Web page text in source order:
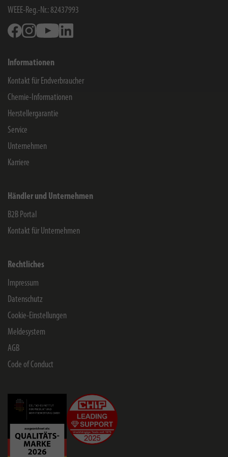
WEEE-Reg.-Nr.: 82437993
FacebookInstagramYoutube
Informationen
Kontakt für Endverbraucher
Chemie-Informationen
Herstellergarantie
Service
Unternehmen
Karriere
Händler und Unternehmen
B2B Portal
Kontakt für Unternehmen
Rechtliches
Impressum
Datenschutz
Cookie-Einstellungen
Meldesystem
AGB
Code of Conduct